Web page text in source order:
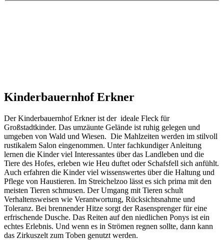
Kinderbauernhof Erkner
Der Kinderbauernhof Erkner ist der ideale Fleck für
Großstadtkinder. Das umzäunte Gelände ist ruhig gelegen und
umgeben von Wald und Wiesen. Die Mahlzeiten werden im stilvoll
rustikalem Salon eingenommen. Unter fachkundiger Anleitung
lernen die Kinder viel Interessantes über das Landleben und die
Tiere des Hofes, erleben wie Heu duftet oder Schafsfell sich anfühlt.
Auch erfahren die Kinder viel wissenswertes über die Haltung und
Pflege von Haustieren. Im Streichelzoo lässt es sich prima mit den
meisten Tieren schmusen. Der Umgang mit Tieren schult
Verhaltensweisen wie Verantwortung, Rücksichtsnahme und
Toleranz. Bei brennender Hitze sorgt der Rasensprenger für eine
erfrischende Dusche. Das Reiten auf den niedlichen Ponys ist ein
echtes Erlebnis. Und wenn es in Strömen regnen sollte, dann kann
das Zirkuszelt zum Toben genutzt werden.